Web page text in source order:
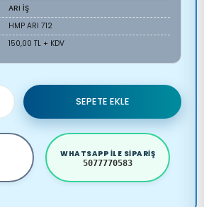
ARI İŞ
HMP ARI 712
150,00 TL + KDV
SEPETE EKLE
WHATSAPP ILE SIPARIŞ
5077770583